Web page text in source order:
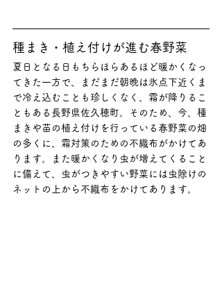
種まき・植え付けが進む春野菜
夏日となる日もちらほらあるほど暖かくなっ
てきた一方で、まだまだ朝晩は氷点下近くま
で冷え込むことも珍しくなく、霜が降りるこ
ともある長野県佐久穂町。そのため、今、種
まきや苗の植え付けを行っている春野菜の畑
の多くに、霜対策のための不織布がかけてあ
ります。また暖かくなり虫が増えてくること
に備えて、虫がつきやすい野菜には虫除けの
ネットの上から不織布をかけてあります。